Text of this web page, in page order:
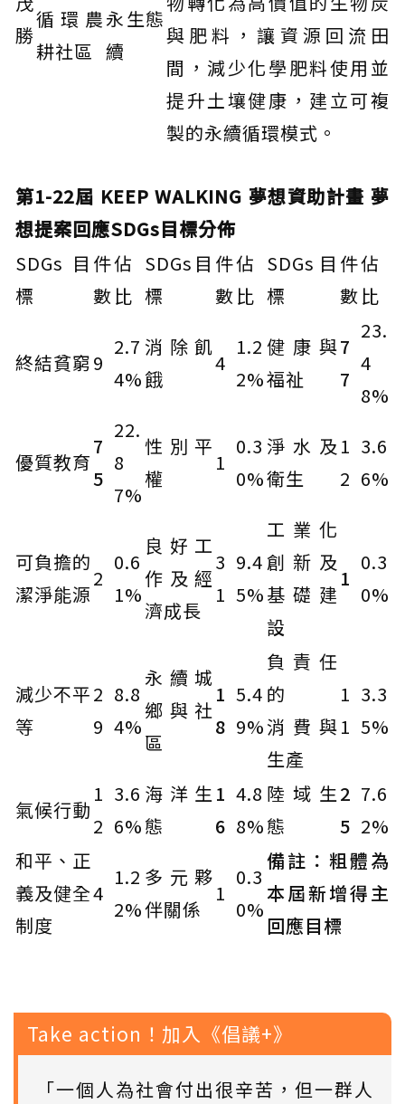
勝
循環農
耕社區
永
續
生態
與肥料，讓資源回流田
間，減少化學肥料使用並
提升土壤健康，建立可複
製的永續循環模式。
第1-22屆 KEEP WALKING 夢想資助計畫 夢
想提案回應SDGs目標分佈
SDGs目
標
件
數
佔
比
SDGs目
標
件
數
佔
比
SDGs目
標
件
數
佔
比
終結貧窮9
2.7
4%
消除飢
餓
4
1.2
2%
健康與
福祉
7
7
23.
4
8%
優質教育
7
5
22.
8
7%
性別平
權
1
0.3
0%
淨水及
衛生
1
2
3.6
6%
可負擔的
潔淨能源
2
0.6
1%
良好工
作及經
濟成長
3
1
9.4
5%
工業化
創新及
基礎建
設
1
0.3
0%
減少不平
等
2
9
8.8
4%
永續城
鄉與社
區
1
8
5.4
9%
負責任
的
消費與
生產
1
1
3.3
5%
氣候行動
1
2
3.6
6%
海洋生
態
1
6
4.8
8%
陸域生
態
2
5
7.6
2%
和平、正
義及健全
制度
4
1.2
2%
多元夥
伴關係
1
0.3
0%
備註：粗體為
本屆新增得主
回應目標
Take action！加入《倡議+》
「一個人為社會付出很辛苦，但一群人